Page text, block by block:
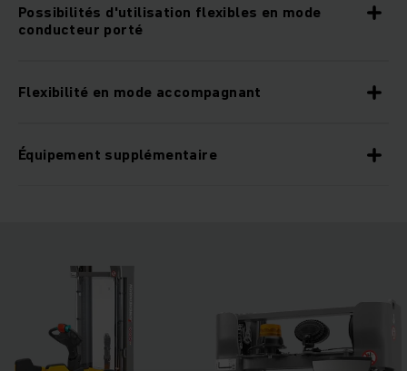
Possibilités d'utilisation flexibles en mode
conducteur porté
Flexibilité en mode accompagnant
Équipement supplémentaire